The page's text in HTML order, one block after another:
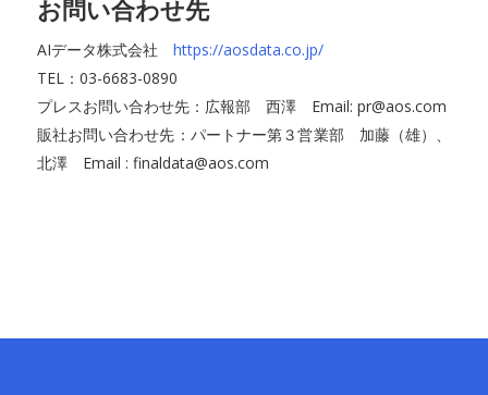
お問い合わせ先
AIデータ株式会社 https://aosdata.co.jp/
TEL：03-6683-0890
プレスお問い合わせ先：広報部 西澤 Email: pr@aos.com
販社お問い合わせ先：パートナー第３営業部 加藤（雄）、
北澤 Email : finaldata@aos.com